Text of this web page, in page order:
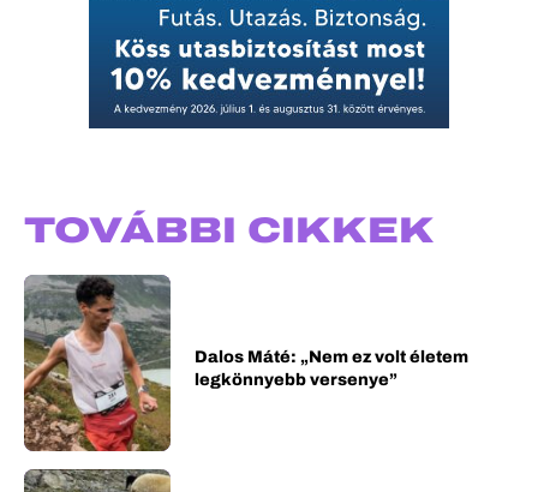
TOVÁBBI CIKKEK
Dalos Máté: „Nem ez volt életem
legkönnyebb versenye”